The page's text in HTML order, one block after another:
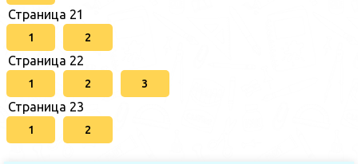
Страница 21
1 2
Страница 22
1 2 3
Страница 23
1 2